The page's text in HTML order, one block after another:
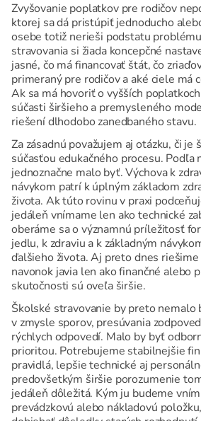
Zvyšovanie poplatkov pre rodičov
ktorej sa dá pristúpiť jednoducho
osebe totiž nerieši podstatu
stravovania si žiada koncepčné
jasné, čo má financovať štát, čo
primeraný pre rodičov a aké ciele má
Ak sa má hovoriť o vyšších
súčasti širšieho a premysleného
riešení dlhodobo zanedbaného stavu.
Za zásadnú považujem aj otázku, či je
súčasťou edukačného procesu. Podľa
jednoznačne malo byť. Výchova k
návykom patrí k úplným základom
života. Ak túto rovinu v praxi
jedáleň vnímame len ako technické
oberáme sa o významnú príležitosť
jedlu, k zdraviu a k základným
ďalšieho života. Aj preto dnes
navonok javia len ako finančné alebo
skutočnosti sú oveľa širšie.
Školské stravovanie by preto
v zmysle sporov, presúvania
rýchlych odpovedí. Malo by byť
prioritou. Potrebujeme stabilnejšie
pravidlá, lepšie technické aj
predovšetkým širšie porozumenie
jedáleň dôležitá. Kým ju budeme
prevádzkovú alebo nákladovú